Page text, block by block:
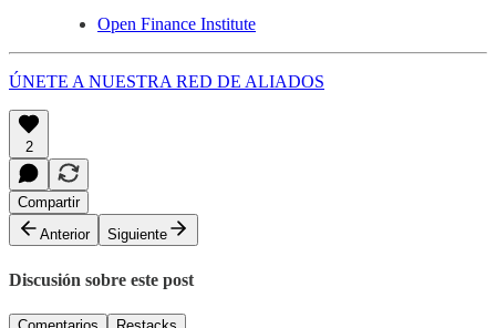
Open Finance Institute
ÚNETE A NUESTRA RED DE ALIADOS
2
Compartir
Anterior
Siguiente
Discusión sobre este post